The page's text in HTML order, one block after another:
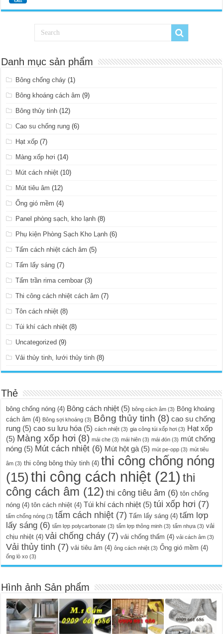
Danh mục sản phẩm
Bông chống cháy (1)
Bông khoáng cách âm (9)
Bông thủy tinh (12)
Cao su chống rung (6)
Hạt xốp (7)
Màng xốp hơi (14)
Mút cách nhiệt (10)
Mút tiêu âm (12)
Ống gió mềm (4)
Panel phòng sạch, kho lạnh (8)
Phụ kiện Phòng Sạch Kho Lạnh (6)
Tấm cách nhiệt cách âm (5)
Tấm lấy sáng (7)
Tấm trần rima cemboar (3)
Thi công cách nhiệt cách âm (7)
Tôn cách nhiệt (8)
Túi khí cách nhiệt (8)
Uncategorized (9)
Vải thủy tinh, lưới thủy tinh (8)
Thẻ
bông chống nóng (4) Bông cách nhiệt (5) bông cách âm (3) Bông khoáng
cách âm (4) Bông sợi khoáng (3) Bông thủy tinh (8) cao su chống
rung (5) cao su lưu hóa (5) cách nhiệt (3) gia công túi xốp hơi (3) Hạt xốp
(5) Màng xốp hơi (8) mái che (3) mái hiên (3) mái đón (3) mút chống
nóng (5) Mút cách nhiệt (6) Mút hột gà (5) mút pe-opp (3) mút tiêu
âm (3) thi công bông thủy tinh (4) thi công chống nóng
(15) thi công cách nhiệt (21) thi
công cách âm (12) thi công tiêu âm (6) tôn chống
nóng (4) tôn cách nhiệt (4) Túi khí cách nhiệt (5) túi xốp hơi (7)
tấm chống nóng (3) tấm cách nhiệt (7) Tấm lấy sáng (4) tấm lợp
lấy sáng (6) tấm lợp polycarbonate (3) tấm lợp thông minh (3) tấm nhựa (3) vải
chịu nhiệt (4) vải chống cháy (7) vải chống thấm (4) vải cách âm (3)
Vải thủy tinh (7) vải tiêu âm (4) ông cách nhiệt (3) Ống gió mềm (4)
ống lò xo (3)
Hình ảnh Sản phẩm